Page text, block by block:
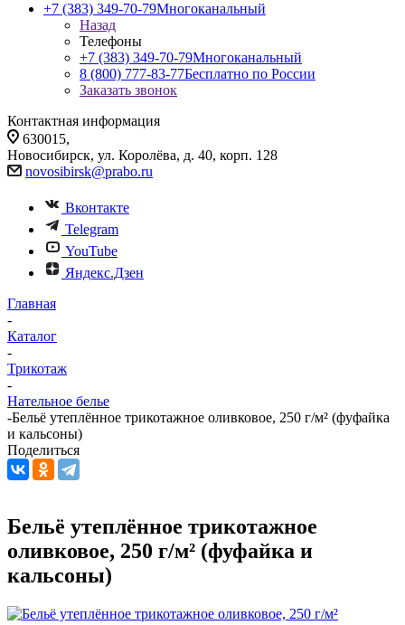
+7 (383) 349-70-79Многоканальный
Назад
Телефоны
+7 (383) 349-70-79Многоканальный
8 (800) 777-83-77Бесплатно по России
Заказать звонок
Контактная информация
630015,
Новосибирск, ул. Королёва, д. 40, корп. 128
novosibirsk@prabo.ru
Вконтакте
Telegram
YouTube
Яндекс.Дзен
Главная
-
Каталог
-
Трикотаж
-
Нательное белье
-Бельё утеплённое трикотажное оливковое, 250 г/м² (фуфайка
и кальсоны)
Поделиться
Бельё утеплённое трикотажное
оливковое, 250 г/м² (фуфайка и
кальсоны)